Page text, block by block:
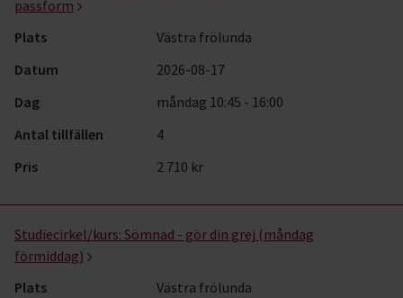
passform
Plats
Västra frölunda
Datum
2026-08-17
Dag
måndag 10:45 - 16:00
Antal tillfällen
4
Pris
2 710 kr
Studiecirkel/kurs: Sömnad - gör din grej (måndag
förmiddag)
Plats
Västra frölunda